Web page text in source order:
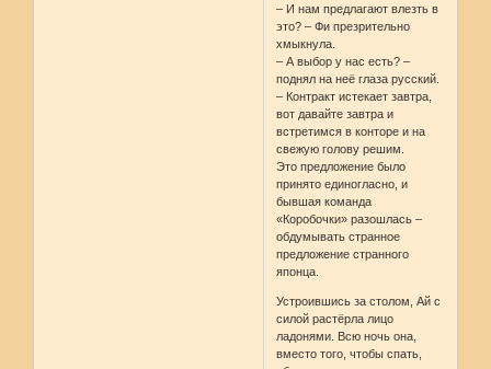
– И нам предлагают влезть в
это? – Фи презрительно
хмыкнула.
– А выбор у нас есть? –
поднял на неё глаза русский.
– Контракт истекает завтра,
вот давайте завтра и
встретимся в конторе и на
свежую голову решим.
Это предложение было
принято единогласно, и
бывшая команда
«Коробочки» разошлась –
обдумывать странное
предложение странного
японца.
Устроившись за столом, Ай с
силой растёрла лицо
ладонями. Всю ночь она,
вместо того, чтобы спать,